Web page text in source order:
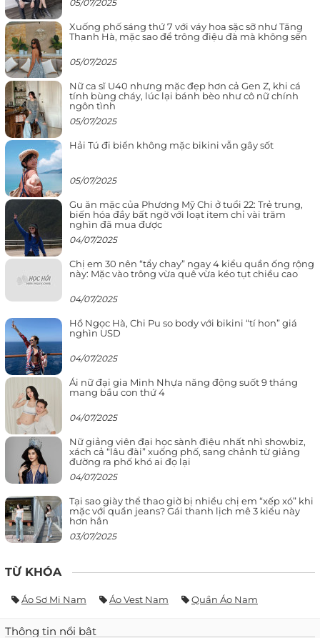
05/07/2025
Xuống phố sáng thứ 7 với váy hoa sặc sỡ như Tăng
Thanh Hà, mặc sao để trông điệu đà mà không sến
05/07/2025
Nữ ca sĩ U40 nhưng mặc đẹp hơn cả Gen Z, khi cá
tính bùng cháy, lúc lại bánh bèo như cô nữ chính
ngôn tình
05/07/2025
Hải Tú đi biển không mặc bikini vẫn gây sốt
05/07/2025
Gu ăn mặc của Phương Mỹ Chi ở tuổi 22: Trẻ trung,
biến hóa đầy bất ngờ với loạt item chỉ vài trăm
nghìn đã mua được
04/07/2025
Chị em 30 nên “tẩy chay” ngay 4 kiểu quần ống rộng
này: Mặc vào trông vừa quê vừa kéo tụt chiều cao
04/07/2025
Hồ Ngọc Hà, Chi Pu so body với bikini “tí hon” giá
nghìn USD
04/07/2025
Ái nữ đại gia Minh Nhựa năng động suốt 9 tháng
mang bầu con thứ 4
04/07/2025
Nữ giảng viên đại học sành điệu nhất nhì showbiz,
xách cả “lâu đài” xuống phố, sang chảnh từ giảng
đường ra phố khó ai đọ lại
04/07/2025
Tại sao giày thể thao giờ bị nhiều chị em “xếp xó” khi
mặc với quần jeans? Gái thanh lịch mê 3 kiểu này
hơn hẳn
03/07/2025
TỪ KHÓA
Áo Sơ Mi Nam Áo Vest Nam Quần Áo Nam
Thông tin nổi bật